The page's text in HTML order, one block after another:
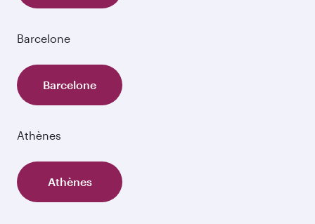
Barcelone
Barcelone
Athènes
Athènes